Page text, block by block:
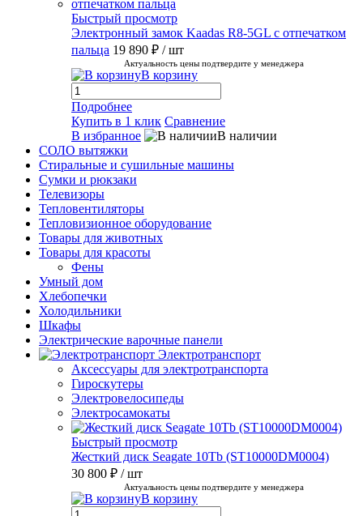
Быстрый просмотр
Электронный замок Kaadas R8-5GL с отпечатком
пальца 19 890 ₽ / шт
Актуальность цены подтвердите у менеджера
В корзину
Подробнее
Купить в 1 клик Сравнение
В избранное
В наличии
СОЛО вытяжки
Стиральные и сушильные машины
Сумки и рюкзаки
Телевизоры
Тепловентиляторы
Тепловизионное оборудование
Товары для животных
Товары для красоты
Фены
Умный дом
Хлебопечки
Холодильники
Шкафы
Электрические варочные панели
Электротранспорт
Аксессуары для электротранспорта
Гироскутеры
Электровелосипеды
Электросамокаты
Быстрый просмотр
Жесткий диск Seagate 10Tb (ST10000DM0004)
30 800 ₽ / шт
Актуальность цены подтвердите у менеджера
В корзину